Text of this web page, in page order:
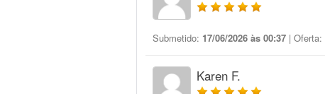
Submetido: 17/06/2026 às 00:37 | Oferta:
Karen F.